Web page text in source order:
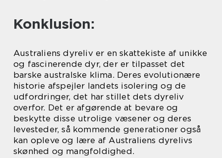
Konklusion:
Australiens dyreliv er en skattekiste af unikke
og fascinerende dyr, der er tilpasset det
barske australske klima. Deres evolutionære
historie afspejler landets isolering og de
udfordringer, det har stillet dets dyreliv
overfor. Det er afgørende at bevare og
beskytte disse utrolige væsener og deres
levesteder, så kommende generationer også
kan opleve og lære af Australiens dyrelivs
skønhed og mangfoldighed.